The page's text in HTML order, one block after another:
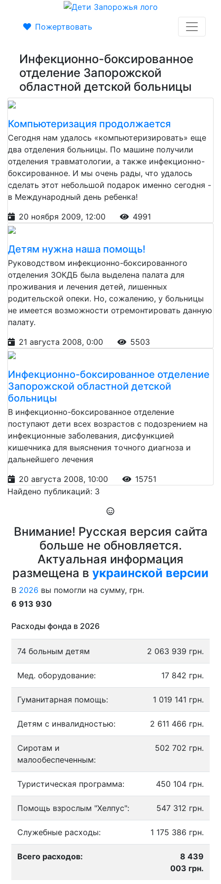
Пожертвовать
Инфекционно-боксированное
отделение Запорожской
областной детской больницы
Компьютеризация продолжается
Сегодня нам удалось «компьютеризировать» еще
два отделения больницы. По машине получили
отделения травматологии, а также инфекционно-
боксированное. И мы очень рады, что удалось
сделать этот небольшой подарок именно сегодня -
в Международный день ребенка!
20 ноября 2009, 12:00
4991
Детям нужна наша помощь!
Руководством инфекционно-боксированного
отделения ЗОКДБ была выделена палата для
проживания и лечения детей, лишенных
родительской опеки. Но, сожалению, у больницы
не имеется возможности отремонтировать данную
палату.
21 августа 2008, 0:00
5503
Инфекционно-боксированное отделение
Запорожской областной детской
больницы
В инфекционно-боксированное отделение
поступают дети всех возрастов с подозрением на
инфекционные заболевания, дисфункцией
кишечника для выяснения точного диагноза и
дальнейшего лечения
20 августа 2008, 10:00
15751
Найдено публикаций: 3
Внимание! Русская версия сайта
больше не обновляется.
Актуальная информация
размещена в украинской версии
В 2026 вы помогли на сумму, грн.
6 913 930
Расходы фонда в 2026
74 больным детям 2 063 939 грн.
Мед. оборудование: 17 842 грн.
Гуманитарная помощь: 1 019 141 грн.
Детям с инвалидностью: 2 611 466 грн.
Сиротам и
малообеспеченным:
502 702 грн.
Туристическая программа: 450 104 грн.
Помощь взрослым "Хелпус": 547 312 грн.
Служебные расходы: 1 175 386 грн.
Всего расходов:
8 439
003 грн.